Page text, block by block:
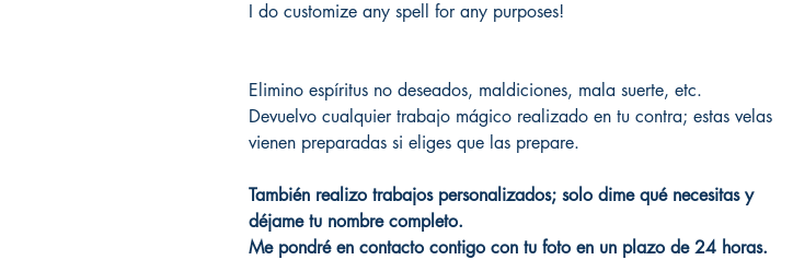
I do customize any spell for any purposes!
Elimino espíritus no deseados, maldiciones, mala suerte, etc.
Devuelvo cualquier trabajo mágico realizado en tu contra; estas velas
vienen preparadas si eliges que las prepare.
También realizo trabajos personalizados; solo dime qué necesitas y
déjame tu nombre completo.
Me pondré en contacto contigo con tu foto en un plazo de 24 horas.